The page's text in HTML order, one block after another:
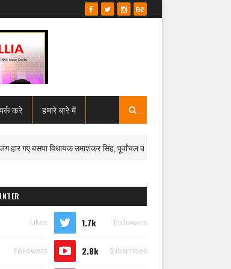
करे हमारे बारे में
विधायक उमाशंकर सिंह, पूर्वांचल की राजनीति ने खोया मजबूत जननेता
Likes 1.7k Followers
Followers 2.8k Subscribes